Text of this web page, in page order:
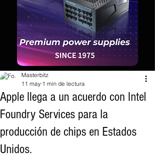
Apple llega a un acuerdo con Intel
Foundry Services para la
producción de chips en Estados
Unidos.
Masterbitz
11 may 1 min de lectura